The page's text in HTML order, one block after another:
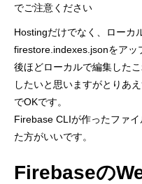
でご注意ください
Hostingだけでなく、ローカ
firestore.indexes.jsonをアッ
後ほどローカルで編集した
したいと思いますがとりあ
でOKです。
Firebase CLIが作ったファ
た方がいいです。
Firebaseの